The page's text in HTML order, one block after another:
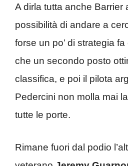
A dirla tutta anche Barrier
possibilità di andare a
forse un po’ di strategia
che un secondo posto
classifica, e poi il pilota
Pedercini non molla mai
tutte le porte.
Rimane fuori dal podio